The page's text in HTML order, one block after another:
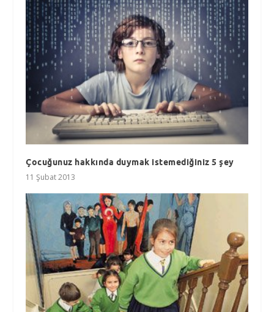
Çocuğunuz hakkında duymak istemediğiniz 5 şey
11 Şubat 2013